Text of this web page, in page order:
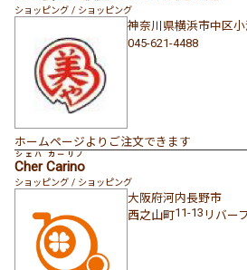
ショッピング / ショッピング
神奈川県横浜市中区
045-621-4488
ホームページよりご注文できます
Cher Carino
シェハ カーリノ
ショッピング / ショッピング
大阪府河内長野市
西之山町11-13 リバー